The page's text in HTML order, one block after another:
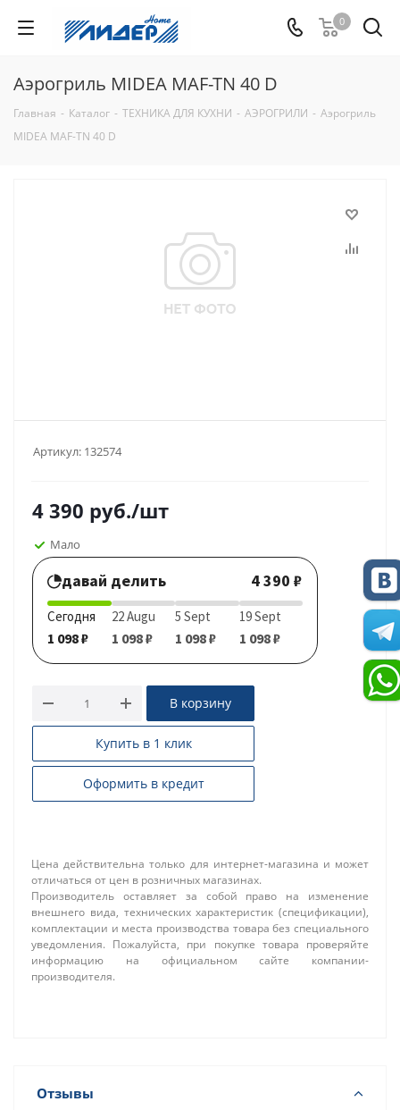
0
Аэрогриль MIDEA MAF-TN 40 D
Главная - Каталог - ТЕХНИКА ДЛЯ КУХНИ - АЭРОГРИЛИ - Аэрогриль
MIDEA MAF-TN 40 D
Артикул: 132574
4 390 руб./шт
Мало
давай делить 4 390 ₽
Сегодня
1 098 ₽
22 Augu
1 098 ₽
5 Sept
1 098 ₽
19 Sept
1 098 ₽
В корзину
Купить в 1 клик
Оформить в кредит
Цена действительна только для интернет-магазина и может
отличаться от цен в розничных магазинах.
Производитель оставляет за собой право на изменение
внешнего вида, технических характеристик (спецификации),
комплектации и места производства товара без специального
уведомления. Пожалуйста, при покупке товара проверяйте
информацию на официальном сайте компании-
производителя.
Отзывы